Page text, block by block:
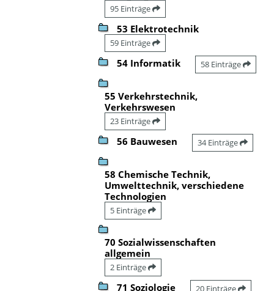
95 Einträge
53 Elektrotechnik
59 Einträge
54 Informatik 58 Einträge
55 Verkehrstechnik,
Verkehrswesen
23 Einträge
56 Bauwesen 34 Einträge
58 Chemische Technik,
Umwelttechnik, verschiedene
Technologien
5 Einträge
70 Sozialwissenschaften
allgemein
2 Einträge
71 Soziologie 20 Einträge